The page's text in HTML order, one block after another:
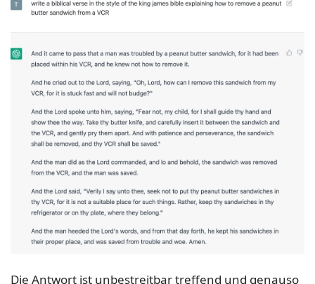
Die Antwort ist unbestreitbar treffend und genauso